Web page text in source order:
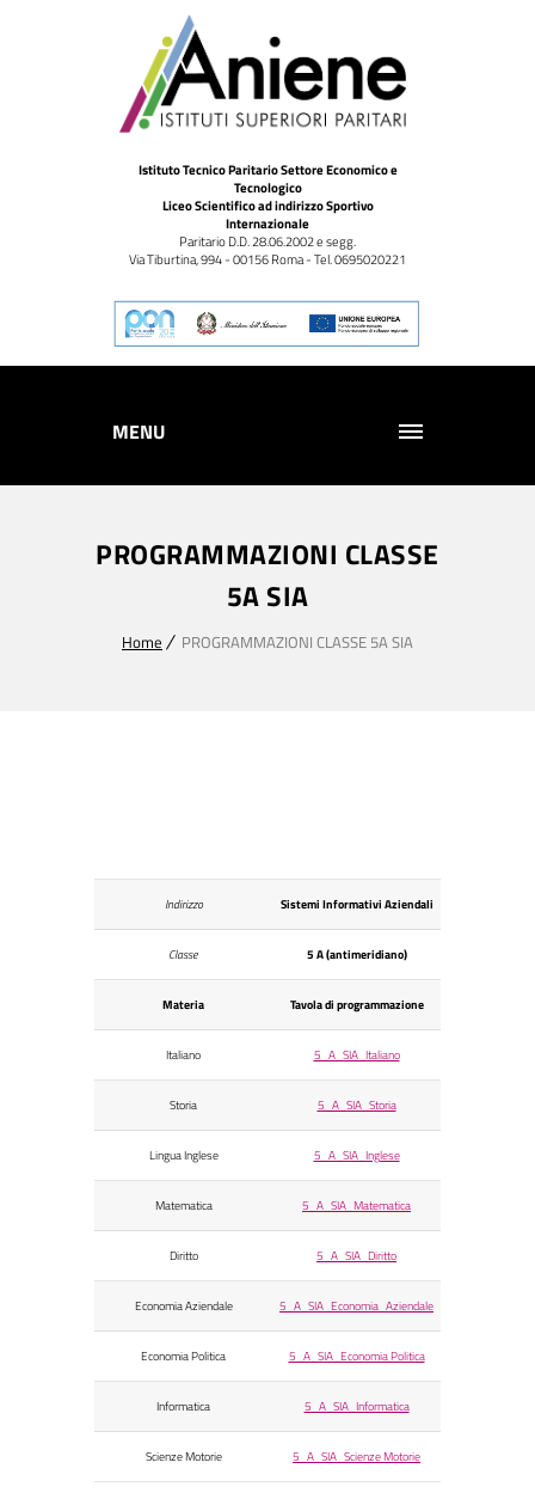
Istituto Tecnico Paritario Settore Economico e
Tecnologico
Liceo Scientifico ad indirizzo Sportivo
Internazionale
Paritario D.D. 28.06.2002 e segg.
Via Tiburtina, 994 - 00156 Roma - Tel. 0695020221
MENU
PROGRAMMAZIONI CLASSE
5A SIA
Home PROGRAMMAZIONI CLASSE 5A SIA
Indirizzo Sistemi Informativi Aziendali
Classe 5 A (antimeridiano)
Materia Tavola di programmazione
Italiano 5_A_SIA_Italiano
Storia 5_A_SIA_Storia
Lingua Inglese 5_A_SIA_Inglese
Matematica 5_A_SIA_Matematica
Diritto 5_A_SIA_Diritto
Economia Aziendale 5_A_SIA_Economia_Aziendale
Economia Politica 5_A_SIA_Economia Politica
Informatica 5_A_SIA_Informatica
Scienze Motorie 5_A_SIA_Scienze Motorie